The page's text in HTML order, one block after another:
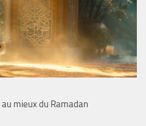
mieux du Ramadan